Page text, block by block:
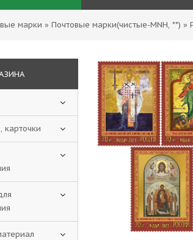
марки » Почтовые марки(чистые-MNH, **) »
карточки